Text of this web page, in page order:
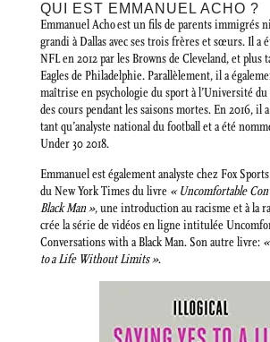
QUI EST EMMANUEL ACHO ?
Emmanuel Acho est un fils de parents immigrés
grandi à Dallas avec ses trois frères et sœurs. Il a
NFL en 2012 par les Browns de Cleveland, et plus
Eagles de Philadelphie. Parallèlement, il a
maîtrise en psychologie du sport à l’Université du
des cours pendant les saisons mortes. En 2016, il
tant qu’analyste national du football et a été
Under 30 2018.
Emmanuel est également analyste chez Fox
du New York Times du livre « Uncomfortable
Black Man », une introduction au racisme et à la
crée la série de vidéos en ligne intitulée
Conversations with a Black Man. Son autre livre:
to a Life Without Limits ».